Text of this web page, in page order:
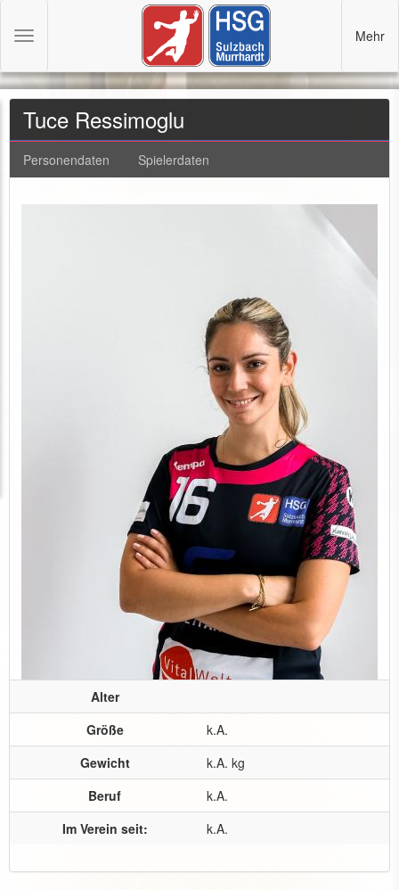
Tuce Ressimoglu
Personendaten Spielerdaten
Alter
Größe
k.A.
Gewicht
k.A. kg
Beruf
k.A.
Im Verein seit:
k.A.
Toggle
Mehr